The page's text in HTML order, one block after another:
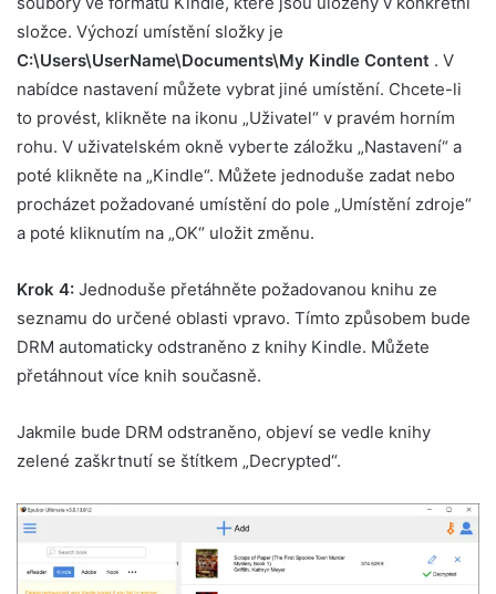
složce. Výchozí umístění složky je
C:\Users\UserName\Documents\My Kindle Content . V
nabídce nastavení můžete vybrat jiné umístění. Chcete-li
to provést, klikněte na ikonu „Uživatel“ v pravém horním
rohu. V uživatelském okně vyberte záložku „Nastavení“ a
poté klikněte na „Kindle“. Můžete jednoduše zadat nebo
procházet požadované umístění do pole „Umístění zdroje“
a poté kliknutím na „OK“ uložit změnu.
Krok 4: Jednoduše přetáhněte požadovanou knihu ze
seznamu do určené oblasti vpravo. Tímto způsobem bude
DRM automaticky odstraněno z knihy Kindle. Můžete
přetáhnout více knih současně.
Jakmile bude DRM odstraněno, objeví se vedle knihy
zelené zaškrtnutí se štítkem „Decrypted“.